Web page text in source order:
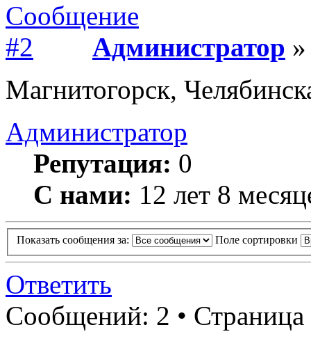
Администратор
Магнитогорск,
Администратор
Репутация: 0
С нами: 12 лет 8
Показать сообщения за: Поле сортировки
Ответить
Сообщений: 2 • Страница